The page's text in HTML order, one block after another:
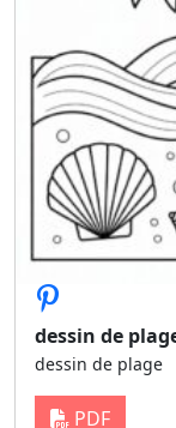
dessin de
dessin de plage
PDF